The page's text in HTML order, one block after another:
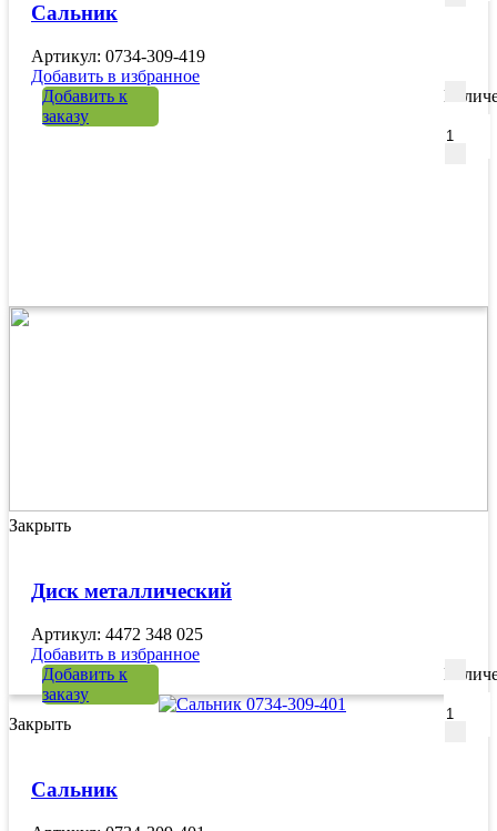
Сальник
Артикул: 0734-309-419
Добавить в избранное
Добавить к
заказу
Закрыть
Диск металлический
Артикул: 4472 348 025
Добавить в избранное
Добавить к
заказу
Закрыть
Сальник